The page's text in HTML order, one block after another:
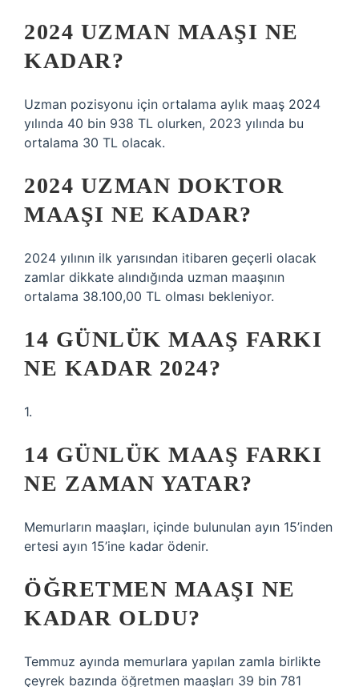
2024 UZMAN MAAŞI NE
KADAR?
Uzman pozisyonu için ortalama aylık maaş 2024
yılında 40 bin 938 TL olurken, 2023 yılında bu
ortalama 30 TL olacak.
2024 UZMAN DOKTOR
MAAŞI NE KADAR?
2024 yılının ilk yarısından itibaren geçerli olacak
zamlar dikkate alındığında uzman maaşının
ortalama 38.100,00 TL olması bekleniyor.
14 GÜNLÜK MAAŞ FARKI
NE KADAR 2024?
1.
14 GÜNLÜK MAAŞ FARKI
NE ZAMAN YATAR?
Memurların maaşları, içinde bulunulan ayın 15’inden
ertesi ayın 15’ine kadar ödenir.
ÖĞRETMEN MAAŞI NE
KADAR OLDU?
Temmuz ayında memurlara yapılan zamla birlikte
çeyrek bazında öğretmen maaşları 39 bin 781